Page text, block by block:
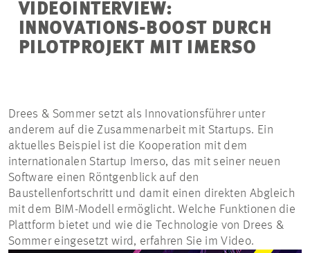
VIDEOINTERVIEW:
INNOVATIONS-BOOST DURCH
PILOTPROJEKT MIT IMERSO
Drees & Sommer setzt als Innovationsführer unter
anderem auf die Zusammenarbeit mit Startups. Ein
aktuelles Beispiel ist die Kooperation mit dem
internationalen Startup Imerso, das mit seiner neuen
Software einen Röntgenblick auf den
Baustellenfortschritt und damit einen direkten Abgleich
mit dem BIM-Modell ermöglicht. Welche Funktionen die
Plattform bietet und wie die Technologie von Drees &
Sommer eingesetzt wird, erfahren Sie im Video.